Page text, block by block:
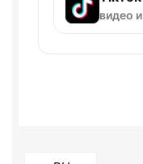
видео